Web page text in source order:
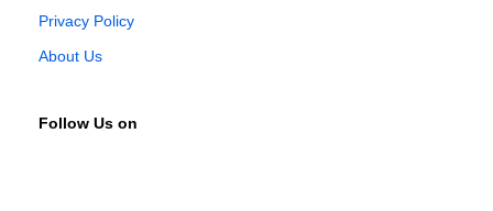
Privacy Policy
About Us
Follow Us on